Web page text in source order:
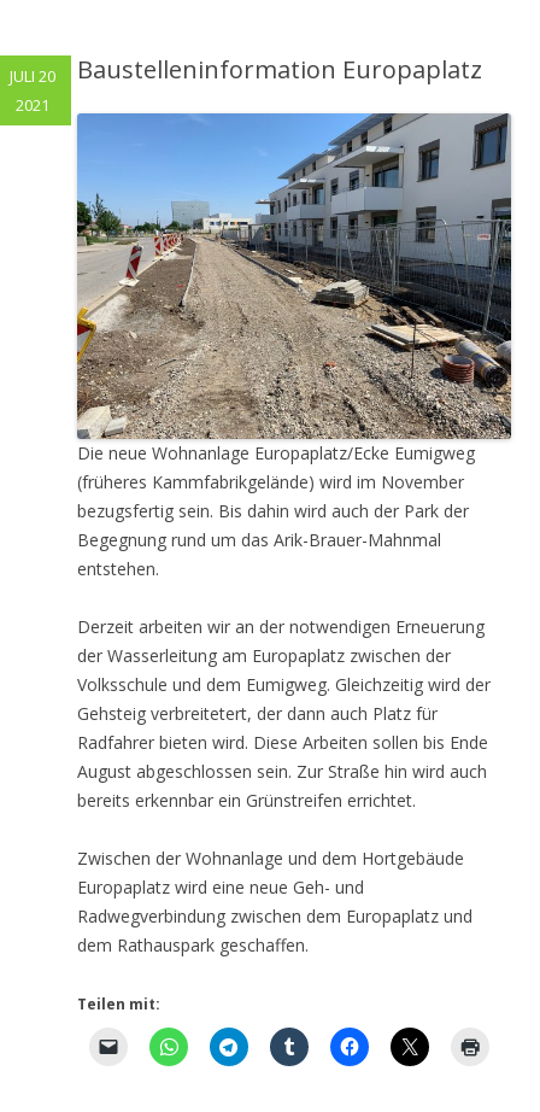
Baustelleninformation Europaplatz
Die neue Wohnanlage Europaplatz/Ecke Eumigweg
(früheres Kammfabrikgelände) wird im November
bezugsfertig sein. Bis dahin wird auch der Park der
Begegnung rund um das Arik-Brauer-Mahnmal
entstehen.
Derzeit arbeiten wir an der notwendigen Erneuerung
der Wasserleitung am Europaplatz zwischen der
Volksschule und dem Eumigweg. Gleichzeitig wird der
Gehsteig verbreitetert, der dann auch Platz für
Radfahrer bieten wird. Diese Arbeiten sollen bis Ende
August abgeschlossen sein. Zur Straße hin wird auch
bereits erkennbar ein Grünstreifen errichtet.
Zwischen der Wohnanlage und dem Hortgebäude
Europaplatz wird eine neue Geh- und
Radwegverbindung zwischen dem Europaplatz und
dem Rathauspark geschaffen.
Teilen mit:
JULI 20
2021